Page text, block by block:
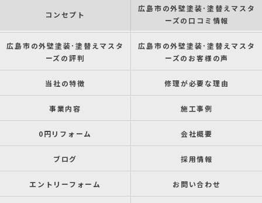
コンセプト
広島市の外壁塗装･塗替えマスタ
ーズの口コミ情報
広島市の外壁塗装･塗替えマスタ
ーズの評判
広島市の外壁塗装･塗替えマスタ
ーズのお客様の声
当社の特徴 修理が必要な理由
事業内容 施工事例
0円リフォーム 会社概要
ブログ 採用情報
エントリーフォーム お問い合わせ